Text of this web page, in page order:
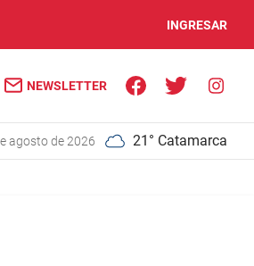
INGRESAR
NEWSLETTER
agosto de 2026 21° Catamarca